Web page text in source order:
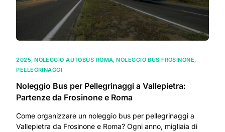
2025,NOLEGGIO AUTOBUS ROMA,NOLEGGIO BUS FROSINONE,
PELLEGRINAGGI
Noleggio Bus per Pellegrinaggi a Vallepietra:
Partenze da Frosinone e Roma
Come organizzare un noleggio bus per pellegrinaggi a
Vallepietra da Frosinone e Roma? Ogni anno, migliaia di